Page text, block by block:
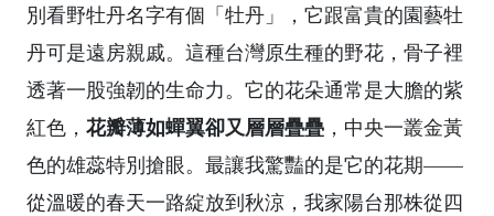
別看野牡丹名字有個「牡丹」，它跟富貴的園藝牡
丹可是遠房親戚。這種台灣原生種的野花，骨子裡
透著一股強韌的生命力。它的花朵通常是大膽的紫
紅色， 花瓣薄如蟬翼卻又層層疊疊 ，中央一叢金黃
色的雄蕊特別搶眼。最讓我驚豔的是它的花期——
從溫暖的春天一路綻放到秋涼，我家陽台那株從四